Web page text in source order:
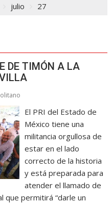
julio 27
DE TIMÓN A LA
El PRI del Estado de
México tiene una
militancia orgullosa de
estar en el lado
correcto de la historia
y está preparada para
atender el llamado de
que permitirá “darle un